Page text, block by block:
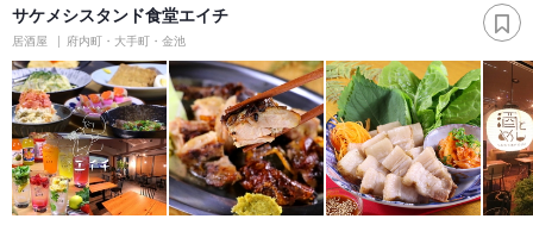
サケメシスタンド食堂エイチ
居酒屋 府内町・大手町・金池